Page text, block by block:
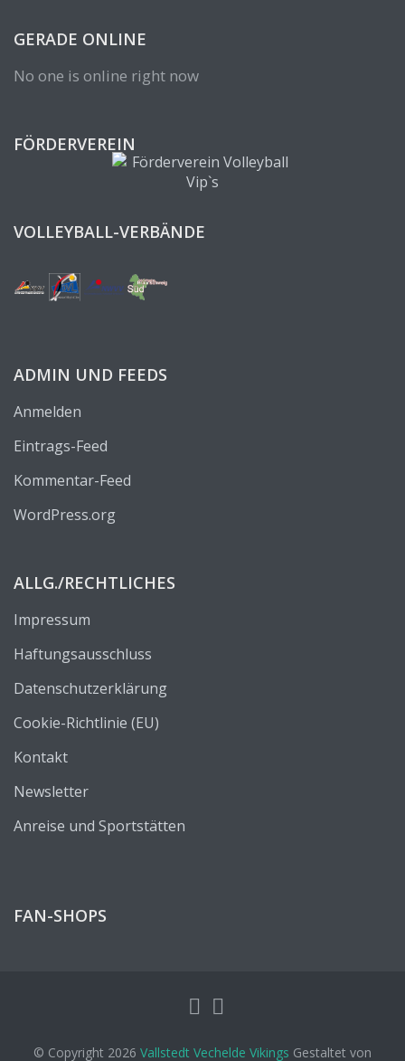
GERADE ONLINE
No one is online right now
FÖRDERVEREIN
VOLLEYBALL-VERBÄNDE
ADMIN UND FEEDS
Anmelden
Eintrags-Feed
Kommentar-Feed
WordPress.org
ALLG./RECHTLICHES
Impressum
Haftungsausschluss
Datenschutzerklärung
Cookie-Richtlinie (EU)
Kontakt
Newsletter
Anreise und Sportstätten
FAN-SHOPS
© Copyright 2026 Vallstedt Vechelde Vikings Gestaltet von